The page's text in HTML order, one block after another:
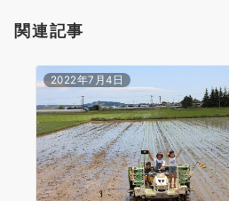
関連記事
2022年7月4日